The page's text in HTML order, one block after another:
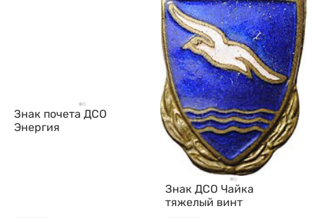
Знак почета ДСО
Энергия
Знак ДСО Чайка
тяжелый винт